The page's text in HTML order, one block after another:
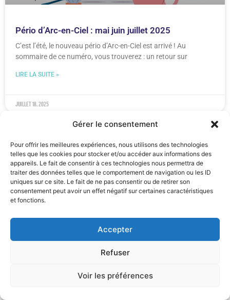
Gérer le consentement
Pour offrir les meilleures expériences, nous utilisons des technologies
telles que les cookies pour stocker et/ou accéder aux informations des
appareils. Le fait de consentir à ces technologies nous permettra de
traiter des données telles que le comportement de navigation ou les ID
uniques sur ce site. Le fait de ne pas consentir ou de retirer son
consentement peut avoir un effet négatif sur certaines caractéristiques
et fonctions.
Accepter
Refuser
Voir les préférences
Pério d’Arc-en-Ciel : mai juin juillet 2025
C’est l’été, le nouveau pério d’Arc-en-Ciel est arrivé ! Au
sommaire de ce numéro, vous trouverez : un retour sur
LIRE LA SUITE »
juillet 18, 2025
Bernard Benoit parmi les finalistes BeHeroes : nos